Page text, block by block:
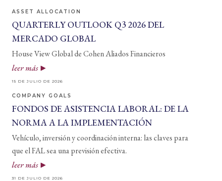
ASSET ALLOCATION
QUARTERLY OUTLOOK Q3 2026 DEL
MERCADO GLOBAL
House View Global de Cohen Aliados Financieros
leer más
15 DE JULIO DE 2026
COMPANY GOALS
FONDOS DE ASISTENCIA LABORAL: DE LA
NORMA A LA IMPLEMENTACIÓN
Vehículo, inversión y coordinación interna: las claves para
que el FAL sea una previsión efectiva.
leer más
31 DE JULIO DE 2026